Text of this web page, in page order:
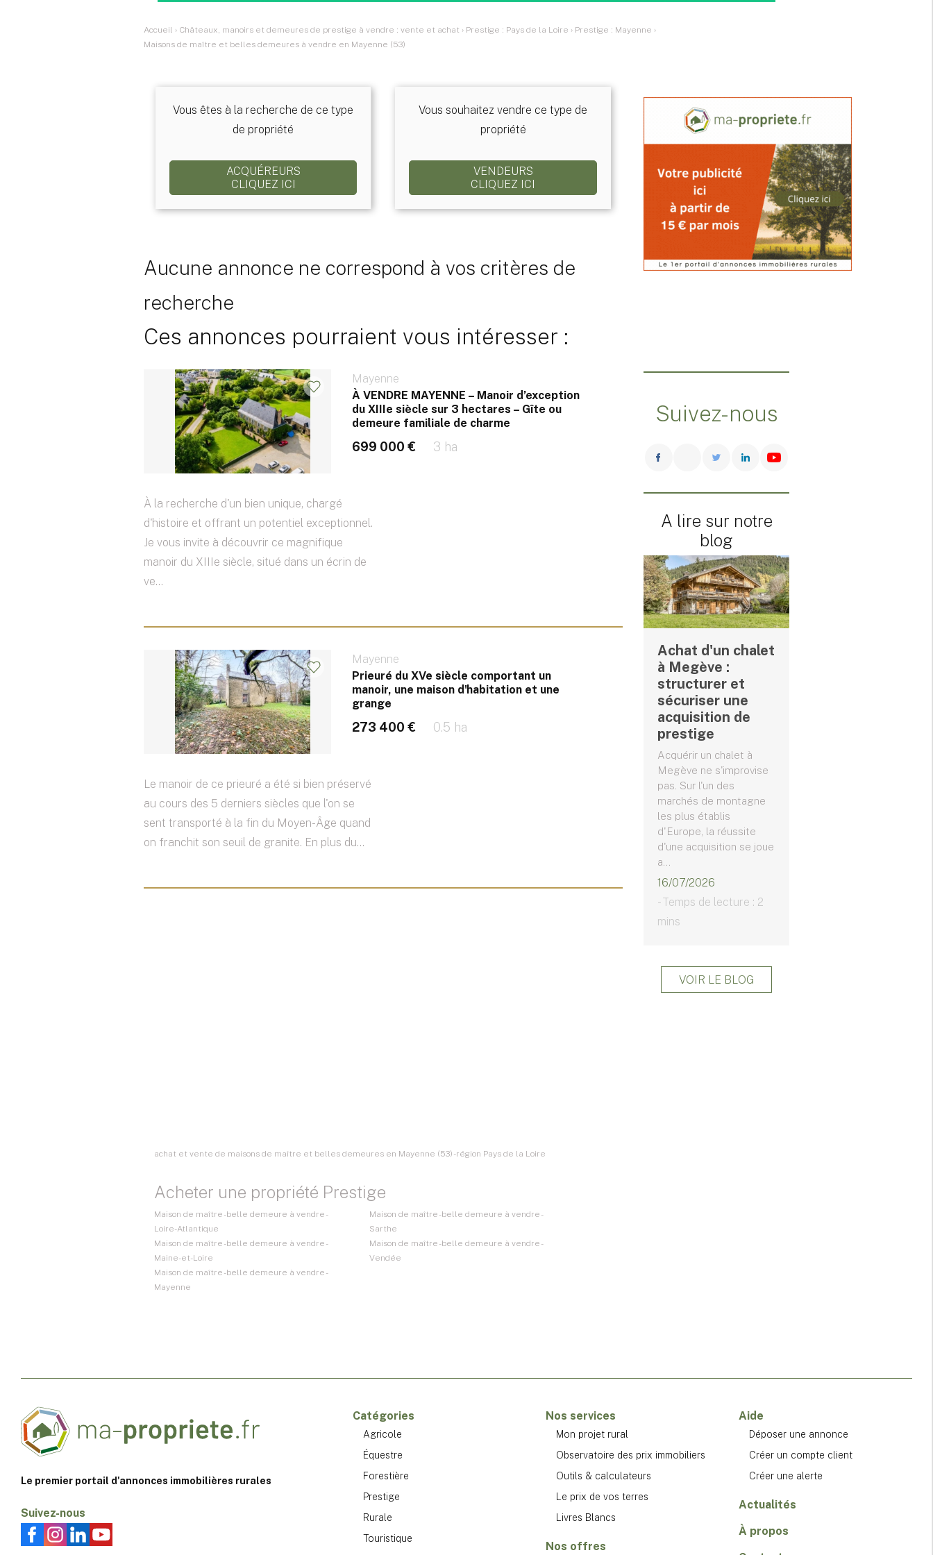
Accueil › Châteaux, manoirs et demeures de prestige à vendre : vente et achat › Prestige : Pays de la Loire › Prestige : Mayenne ›
Maisons de maître et belles demeures à vendre en Mayenne (53)
Vous êtes à la recherche de ce type
de propriété
ACQUÉREURS
CLIQUEZ ICI
Vous souhaitez vendre ce type de
propriété
VENDEURS
CLIQUEZ ICI
Aucune annonce ne correspond à vos critères de
recherche
Ces annonces pourraient vous intéresser :
Mayenne
À VENDRE MAYENNE – Manoir d’exception
du XIIIe siècle sur 3 hectares – Gîte ou
demeure familiale de charme
699 000 € 3 ha
À la recherche d'un bien unique, chargé
d'histoire et offrant un potentiel exceptionnel.
Je vous invite à découvrir ce magnifique
manoir du XIIIe siècle, situé dans un écrin de
ve...
Mayenne
Prieuré du XVe siècle comportant un
manoir, une maison d'habitation et une
grange
273 400 € 0.5 ha
Le manoir de ce prieuré a été si bien préservé
au cours des 5 derniers siècles que l'on se
sent transporté à la fin du Moyen-Âge quand
on franchit son seuil de granite. En plus du...
Suivez-nous
A lire sur notre
blog
Achat d'un chalet
à Megève :
structurer et
sécuriser une
acquisition de
prestige
Acquérir un chalet à
Megève ne s'improvise
pas. Sur l'un des
marchés de montagne
les plus établis
d'Europe, la réussite
d'une acquisition se joue
a...
16/07/2026
- Temps de lecture : 2
mins
VOIR LE BLOG
achat et vente de maisons de maître et belles demeures en Mayenne (53) - région Pays de la Loire
Acheter une propriété Prestige
Maison de maître - belle demeure à vendre -
Loire-Atlantique
Maison de maître - belle demeure à vendre -
Maine-et-Loire
Maison de maître - belle demeure à vendre -
Mayenne
Maison de maître - belle demeure à vendre -
Sarthe
Maison de maître - belle demeure à vendre -
Vendée
Le premier portail d'annonces immobilières rurales
Suivez-nous
Catégories
Agricole
Équestre
Forestière
Prestige
Rurale
Touristique
Nos services
Mon projet rural
Observatoire des prix immobiliers
Outils & calculateurs
Le prix de vos terres
Livres Blancs
Nos offres
Aide
Déposer une annonce
Créer un compte client
Créer une alerte
Actualités
À propos